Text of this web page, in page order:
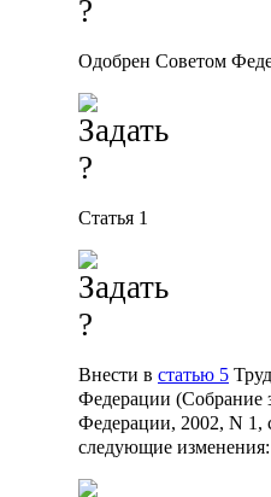
Одобрен Советом
Статья 1
Внести в статью 5
Федерации (Собрание
Федерации, 2002, N 1,
следующие изменения: